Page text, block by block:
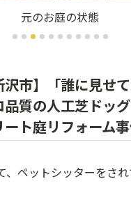
ンクリートを洗浄します。
沢市】「誰に見せ
質の人工芝ドッ
ート庭リフォーム
、ペットシッターをさ